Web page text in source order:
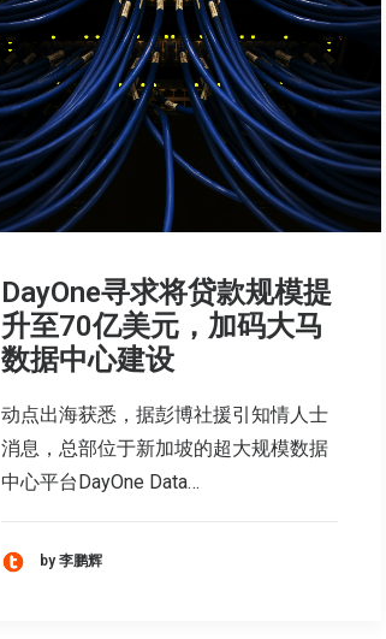
DayOne寻求将贷款规模提
升至70亿美元，加码大马
数据中心建设
动点出海获悉，据彭博社援引知情人士
消息，总部位于新加坡的超大规模数据
中心平台DayOne Data…
by 李鹏辉